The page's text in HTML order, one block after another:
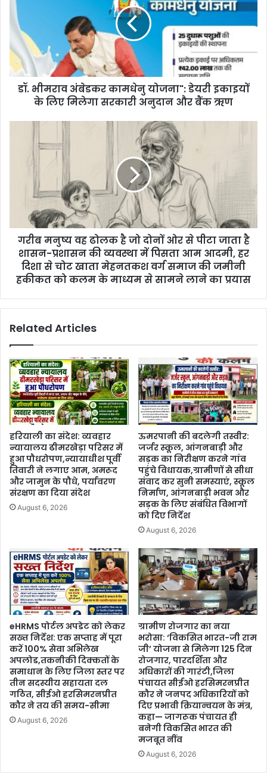
l
d
डॉ. भीमराव अंबेडकर कामधेनु योजना": डेयरी इकाइयों
के लिए मिलेगा सरकारी अनुदान और बैंक ऋण
गरीब मनुष्य वह ढोलक है जो दोनों ओर से पीटा जाता है
शासन-प्रशासन की व्यवस्था में पिसता आम आदमी, हर
दिशा से चोट खाता मेहनतकश वर्ग समाज की जमीनी
हकीकत को कलम के माध्यम से सामने लाने का प्रयास
Related Articles
हरियाली का संदेश: व्यवहार
न्यायालय ढीमरखेड़ा परिसर में
हुआ पौधरोपण,न्यायाधीश पूर्वी
तिवारी ने लगाए आम, अमरूद
और जामुन के पौधे, पर्यावरण
संरक्षण का दिया संदेश
August 6, 2026
ऊमरपानी की बदलेगी तस्वीर:
जर्जर स्कूल, आंगनबाड़ी और
सड़क का निरीक्षण करने गांव
पहुंचे विधायक,ग्रामीणों से सीधा
संवाद कर सुनी समस्याएं, स्कूल
निर्माण, आंगनबाड़ी भवन और
सड़क के लिए संबंधित विभागों
को दिए निर्देश
August 6, 2026
eHRMS पोर्टल अपडेट को लेकर
सख्त निर्देश: एक सप्ताह में पूरा
करें 100% सेवा अभिलेख
अपलोड,तकनीकी दिक्कतों के
समाधान के लिए जिला स्तर पर
तीन सदस्यीय सहायता दल
गठित, सीईओ हरसिमरनप्रीत
कौर ने तय की समय-सीमा
August 6, 2026
ग्रामीण रोजगार का नया
भरोसा: ‘विकसित भारत-जी राम
जी’ योजना से मिलेगा 125 दिन
रोजगार, पारदर्शिता और
अधिकारों की गारंटी,जिला
पंचायत सीईओ हरसिमरनप्रीत
कौर ने जनपद अधिकारियों को
दिए प्रभावी क्रियान्वयन के मंत्र,
कहा— जागरूक पंचायत ही
बनेगी विकसित भारत की
मजबूत नींव
August 6, 2026